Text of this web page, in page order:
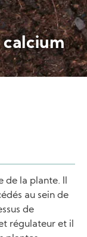
calcium
de la plante. Il
au sein de
de
régulateur et il